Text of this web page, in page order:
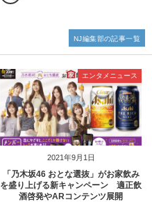
2021年9月1日
エンタメニュース
「乃木坂46 おとな選抜」がお家飲み
を盛り上げる新キャンペーン 適正飲
酒啓発やARコンテンツ展開
NJ編集部の記事一覧